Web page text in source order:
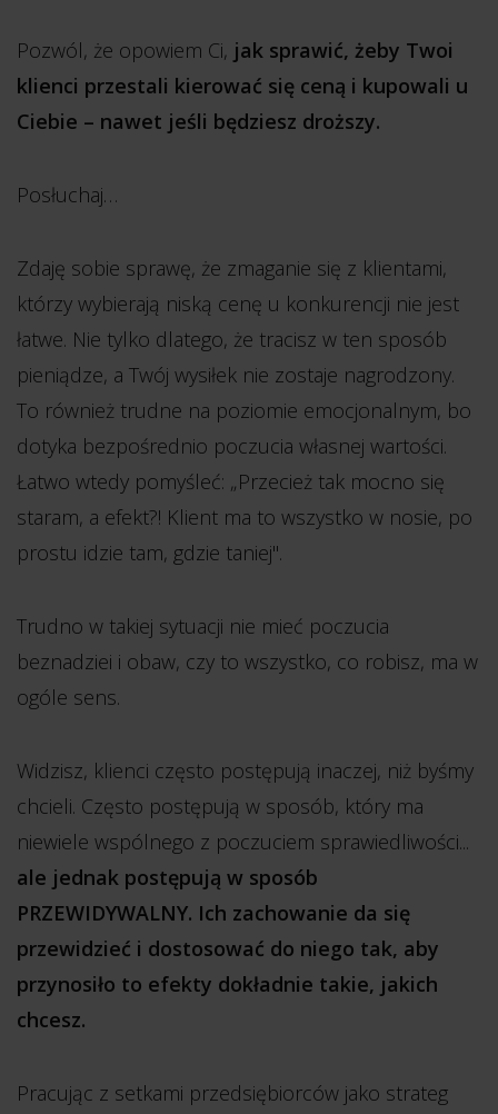
Pozwól, że opowiem Ci, jak sprawić, żeby Twoi
klienci przestali kierować się ceną i kupowali u
Ciebie – nawet jeśli będziesz droższy.
Posłuchaj…
Zdaję sobie sprawę, że zmaganie się z klientami,
którzy wybierają niską cenę u konkurencji nie jest
łatwe. Nie tylko dlatego, że tracisz w ten sposób
pieniądze, a Twój wysiłek nie zostaje nagrodzony.
To również trudne na poziomie emocjonalnym, bo
dotyka bezpośrednio poczucia własnej wartości.
Łatwo wtedy pomyśleć: „Przecież tak mocno się
staram, a efekt?! Klient ma to wszystko w nosie, po
prostu idzie tam, gdzie taniej".
Trudno w takiej sytuacji nie mieć poczucia
beznadziei i obaw, czy to wszystko, co robisz, ma w
ogóle sens.
Widzisz, klienci często postępują inaczej, niż byśmy
chcieli. Często postępują w sposób, który ma
niewiele wspólnego z poczuciem sprawiedliwości...
ale jednak postępują w sposób
PRZEWIDYWALNY. Ich zachowanie da się
przewidzieć i dostosować do niego tak, aby
przynosiło to efekty dokładnie takie, jakich
chcesz.
Pracując z setkami przedsiębiorców jako strateg